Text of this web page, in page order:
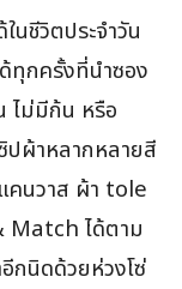
ในชีวิตประจำวัน
ทุกครั้งที่นำซอง
ไม่มีก้น หรือ
ปผ้าหลากหลายสี
คนวาส ผ้า tole
Match ได้ตาม
กนิดด้วยห่วงโซ่